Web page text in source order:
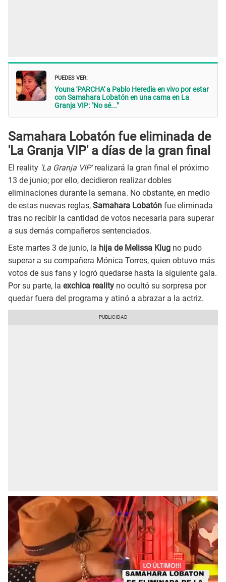
PUEDES VER:
Youna 'PARCHA' a Pablo Heredia en vivo por estar
con Samahara Lobatón en una cama en La
Granja VIP: "No sé..."
Samahara Lobatón fue eliminada de
'La Granja VIP' a días de la gran final
El reality 'La Granja VIP'realizará la gran final el próximo
13 de junio; por ello, decidieron realizar dobles
eliminaciones durante la semana. No obstante, en medio
de estas nuevas reglas, Samahara Lobatón fue eliminada
tras no recibir la cantidad de votos necesaria para superar
a sus demás compañeros sentenciados.
Este martes 3 de junio, la hija de Melissa Klug no pudo
superar a su compañera Mónica Torres, quien obtuvo más
votos de sus fans y logró quedarse hasta la siguiente gala.
Por su parte, la exchica reality no ocultó su sorpresa por
quedar fuera del programa y atinó a abrazar a la actriz.